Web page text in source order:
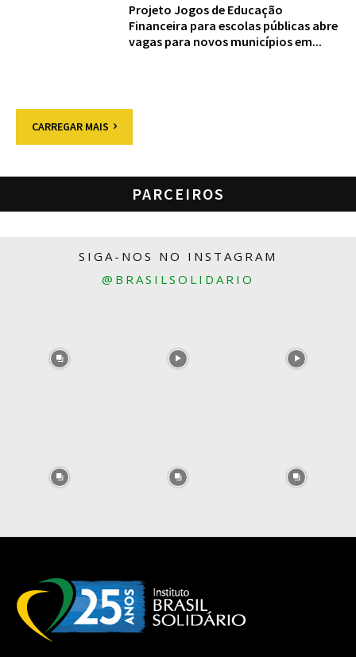
Projeto Jogos de Educação
Financeira para escolas públicas abre
vagas para novos municípios em...
CARREGAR MAIS
PARCEIROS
SIGA-NOS NO INSTAGRAM
@BRASILSOLIDARIO